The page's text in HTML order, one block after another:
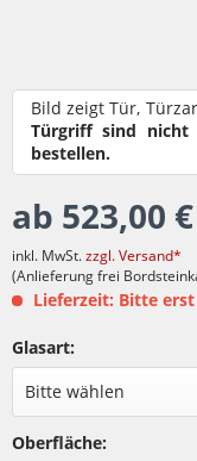
Bild zeigt Tür,
Türgriff sind nicht
bestellen.
ab 523,00 €
inkl. MwSt.zzgl. Versand*
(Anlieferung frei
Lieferzeit: Bitte
Glasart:
Oberfläche: